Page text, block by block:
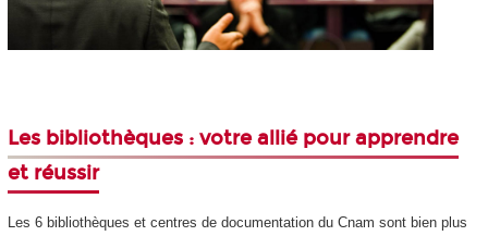
Les bibliothèques : votre allié pour apprendre
et réussir
Les 6 bibliothèques et centres de documentation du Cnam sont bien plus